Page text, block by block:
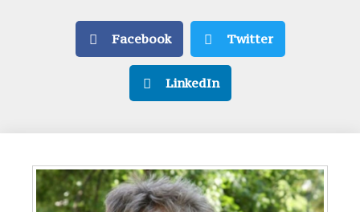
Facebook Twitter
LinkedIn